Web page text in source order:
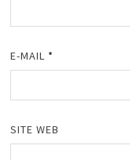
E-MAIL *
SITE WEB